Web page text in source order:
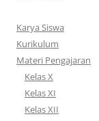
Karya Siswa
Kurikulum
Materi Pengajaran
Kelas X
Kelas XI
Kelas XII